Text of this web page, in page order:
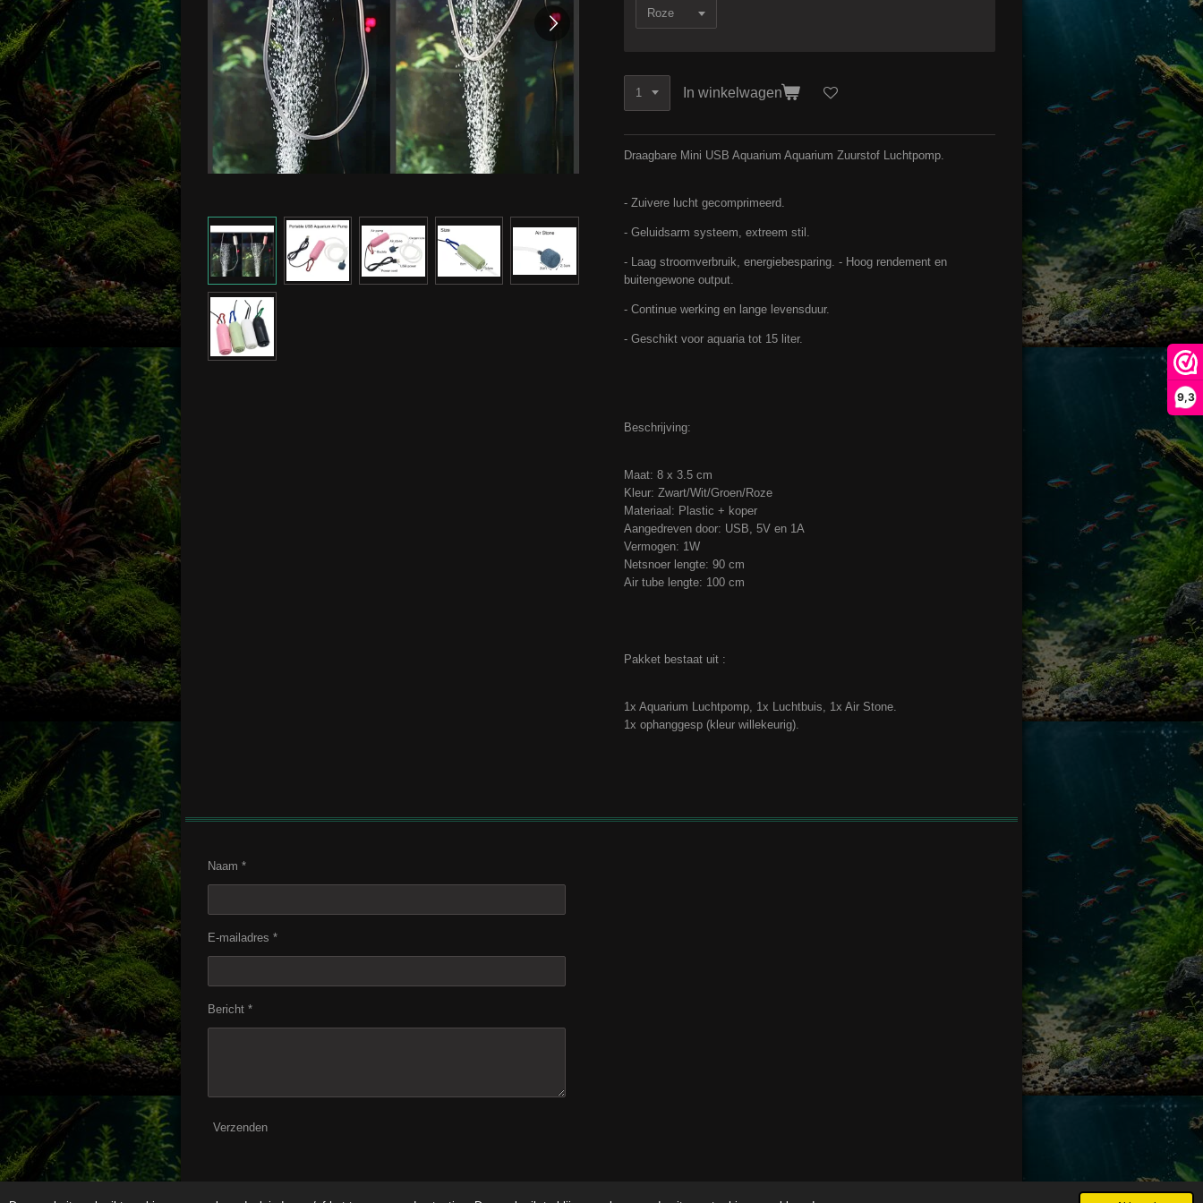
9,3
In winkelwagen
Draagbare Mini USB Aquarium Aquarium Zuurstof Luchtpomp.
- Zuivere lucht gecomprimeerd.
- Geluidsarm systeem, extreem stil.
- Laag stroomverbruik, energiebesparing. - Hoog rendement en
buitengewone output.
- Continue werking en lange levensduur.
- Geschikt voor aquaria tot 15 liter.
Beschrijving:
Maat: 8 x 3.5 cm
Kleur: Zwart/Wit/Groen/Roze
Materiaal: Plastic + koper
Aangedreven door: USB, 5V en 1A
Vermogen: 1W
Netsnoer lengte: 90 cm
Air tube lengte: 100 cm
Pakket bestaat uit :
1x Aquarium Luchtpomp, 1x Luchtbuis, 1x Air Stone.
1x ophanggesp (kleur willekeurig).
Naam *
E-mailadres *
Bericht *
Verzenden